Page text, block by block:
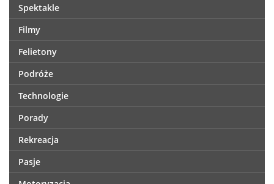
Spektakle
Filmy
Felietony
Podróże
Technologie
Porady
Rekreacja
Pasje